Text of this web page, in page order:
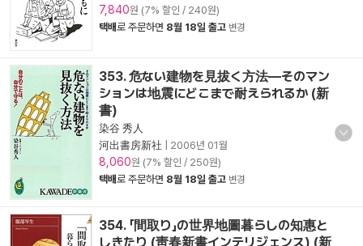
7,840원 (7% 할인 / 240원)
택배로 주문하면 8월 18일 출고 변경
353. 危ない建物を見拔く方法―そのマン
ションは地震にどこまで耐えられるか (新
書)
染谷 秀人
河出書房新社
2006년 01월
8,060원 (7% 할인 / 250원)
택배로 주문하면 8월 18일 출고 변경
354. 「間取り」の世界地圖暮らしの知惠と
しきたり (靑春新書インテリジェンス) (新